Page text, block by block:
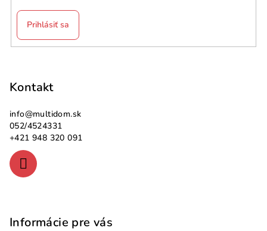
Prihlásiť sa
Kontakt
info@multidom.sk
052/4524331
+421 948 320 091
Informácie pre vás